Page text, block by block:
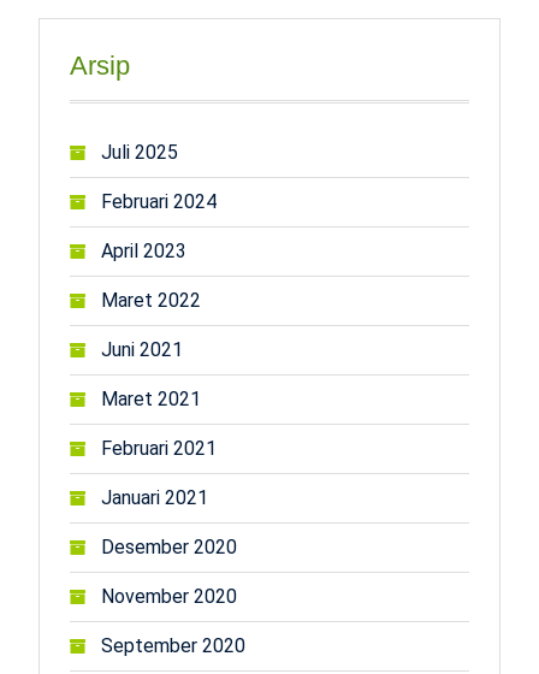
Arsip
Juli 2025
Februari 2024
April 2023
Maret 2022
Juni 2021
Maret 2021
Februari 2021
Januari 2021
Desember 2020
November 2020
September 2020